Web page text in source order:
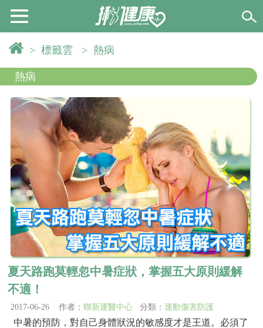
> 標籤雲 > 熱病
熱病
夏天路跑莫輕忽中暑症狀，掌握五大原則緩解
不適！
2017-06-26 作者： 聯新運醫中心 分類： 運動傷害防護
中暑的預防，對自己身體狀況的敏感度才是王道。必須了